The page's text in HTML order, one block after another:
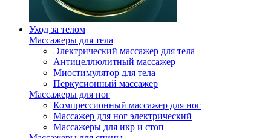
Уход за телом
Массажеры для тела
Электрический массажер для тела
Антицеллюлитный массажер
Миостимулятор для тела
Перкусионный массажер
Массажеры для ног
Компрессионный массажер для ног
Массажер для ног электрический
Массажеры для икр и стоп